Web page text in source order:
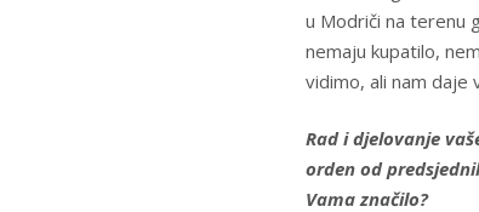
u Modriči na terenu
nemaju kupatilo,
vidimo, ali nam daje
Rad i djelovanje
orden od
Vama značilo?